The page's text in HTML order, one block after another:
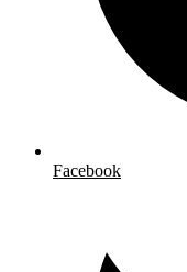
Facebook